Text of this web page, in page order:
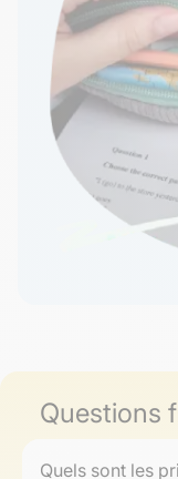
Questions
Quels sont les